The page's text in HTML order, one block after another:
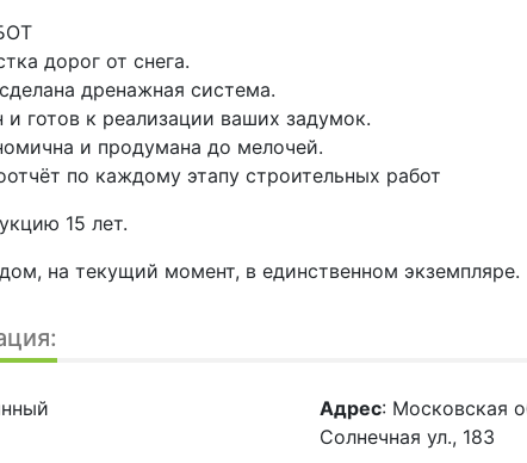
дорог от снега.
дренажная система.
и готов к реализации ваших задумок.
и продумана до мелочей.
по каждому этапу строительных работ
15 лет.
на текущий момент, в единственном экземпляре.
Адрес: Московская
Солнечная ул., 183